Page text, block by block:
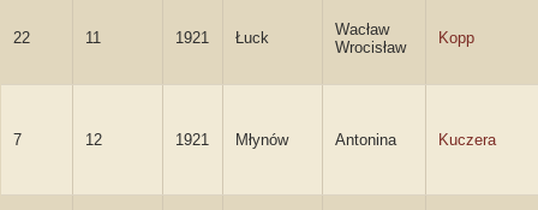
22 11 1921 Łuck
Wacław
Wrocisław
Kopp
7 12 1921 Młynów Antonina Kuczera